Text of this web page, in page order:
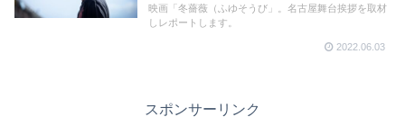
映画「冬薔薇（ふゆそうび」。名古屋舞台挨拶を取材
しレポートします。
2022.06.03
スポンサーリンク